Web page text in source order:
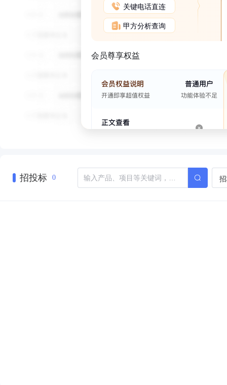
关键电话直连
甲方分析查询
会员尊享权益
招投标 0